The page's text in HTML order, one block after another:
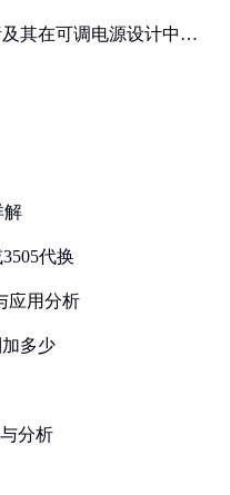
其在可调电源设计中的
解
代换
应用分析
多少
分析